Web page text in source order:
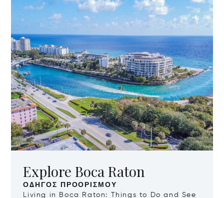
Explore Boca Raton
ΟΔΗΓΌΣ ΠΡΟΟΡΙΣΜΟΎ
Living in Boca Raton: Things to Do and See